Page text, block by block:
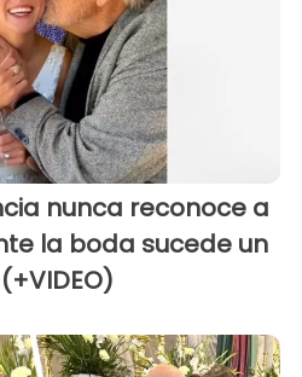
nunca reconoce a
la boda sucede un